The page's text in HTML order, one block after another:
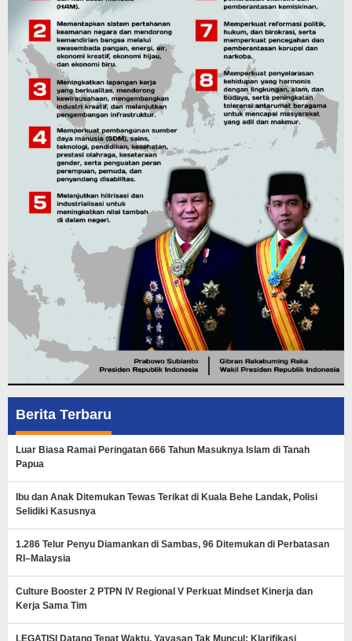
Berita Terbaru
Luar Biasa Ramai Peringatan 666 Tahun Masuknya Islam di Tanah
Papua
Ibu dan Anak Ditemukan Tewas Terikat di Kuala Behe Landak, Polisi
Selidiki Kasusnya
1.286 Telur Penyu Diamankan di Sambas, 96 Ditemukan di Perbatasan
RI–Malaysia
Culture Booster 2 PTPN IV Regional V Perkuat Mindset Kinerja dan
Kerja Sama Tim
LEGATISI Datang Tepat Waktu, Yayasan Tak Muncul: Klarifikasi